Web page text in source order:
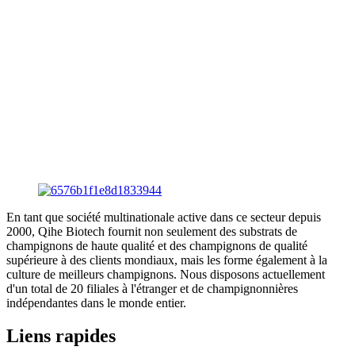
En tant que société multinationale active dans ce secteur depuis
2000, Qihe Biotech fournit non seulement des substrats de
champignons de haute qualité et des champignons de qualité
supérieure à des clients mondiaux, mais les forme également à la
culture de meilleurs champignons. Nous disposons actuellement
d'un total de 20 filiales à l'étranger et de champignonnières
indépendantes dans le monde entier.
Liens rapides